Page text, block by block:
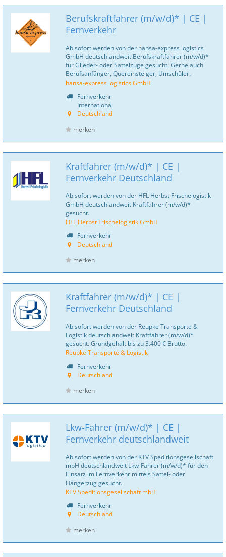
Berufskraftfahrer (m/w/d)* | CE |
Fernverkehr
Ab sofort werden von der hansa-express logistics
GmbH deutschlandweit Berufskraftfahrer (m/w/d)*
für Glieder- oder Sattelzüge gesucht. Gerne auch
Berufsanfänger, Quereinsteiger, Umschüler.
hansa-express logistics GmbH
Fernverkehr
International
Deutschland
merken
Kraftfahrer (m/w/d)* | CE |
Fernverkehr Deutschland
Ab sofort werden von der HFL Herbst Frischelogistik
GmbH deutschlandweit Kraftfahrer (m/w/d)*
gesucht.
HFL Herbst Frischelogistik GmbH
Fernverkehr
Deutschland
merken
Kraftfahrer (m/w/d)* | CE |
Fernverkehr Deutschland
Ab sofort werden von der Reupke Transporte &
Logistik deutschlandweit Kraftfahrer (m/w/d)*
gesucht. Grundgehalt bis zu 3.400 € Brutto.
Reupke Transporte & Logistik
Fernverkehr
Deutschland
merken
Lkw-Fahrer (m/w/d)* | CE |
Fernverkehr deutschlandweit
Ab sofort werden von der KTV Speditionsgesellschaft
mbH deutschlandweit Lkw-Fahrer (m/w/d)* für den
Einsatz im Fernverkehr mittels Sattel- oder
Hängerzug gesucht.
KTV Speditionsgesellschaft mbH
Fernverkehr
Deutschland
merken